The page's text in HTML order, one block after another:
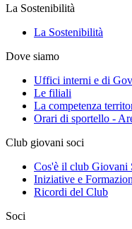
La Sostenibilità
La Sostenibilità
Dove siamo
Uffici interni e di
Le filiali
La competenza
Orari di sportello -
Club giovani soci
Cos'è il club Giovani
Iniziative e
Ricordi del Club
Soci